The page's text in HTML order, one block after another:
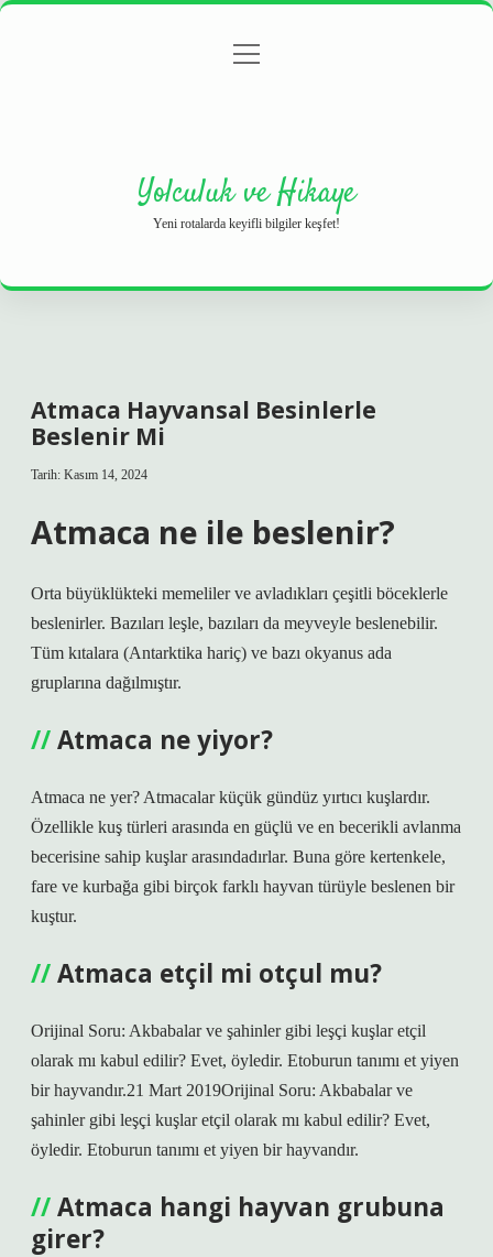
Gizlilik Politikası
menüyü
Yolculuk ve Hikaye
Yeni rotalarda keyifli bilgiler keşfet!
Atmaca Hayvansal Besinlerle
Beslenir Mi
Tarih: Kasım 14, 2024
Atmaca ne ile beslenir?
Orta büyüklükteki memeliler ve avladıkları çeşitli böceklerle
beslenirler. Bazıları leşle, bazıları da meyveyle beslenebilir.
Tüm kıtalara (Antarktika hariç) ve bazı okyanus ada
gruplarına dağılmıştır.
Atmaca ne yiyor?
Atmaca ne yer? Atmacalar küçük gündüz yırtıcı kuşlardır.
Özellikle kuş türleri arasında en güçlü ve en becerikli avlanma
becerisine sahip kuşlar arasındadırlar. Buna göre kertenkele,
fare ve kurbağa gibi birçok farklı hayvan türüyle beslenen bir
kuştur.
Atmaca etçil mi otçul mu?
Orijinal Soru: Akbabalar ve şahinler gibi leşçi kuşlar etçil
olarak mı kabul edilir? Evet, öyledir. Etoburun tanımı et yiyen
bir hayvandır.21 Mart 2019Orijinal Soru: Akbabalar ve
şahinler gibi leşçi kuşlar etçil olarak mı kabul edilir? Evet,
öyledir. Etoburun tanımı et yiyen bir hayvandır.
Atmaca hangi hayvan grubuna
girer?